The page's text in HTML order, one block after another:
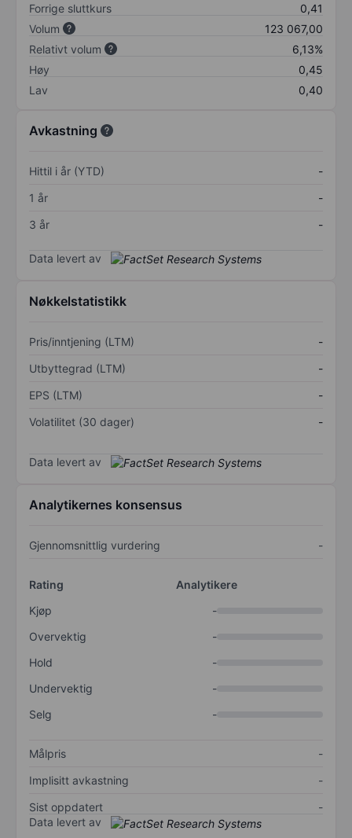
Forrige sluttkurs
0,41
Volum
123 067,00
Relativt volum
6,13%
Høy
0,45
Lav
0,40
Avkastning
Hittil i år (YTD)
-
1 år
-
3 år
-
Data levert av
Nøkkelstatistikk
Pris/inntjening (LTM)
-
Utbyttegrad (LTM)
-
EPS (LTM)
-
Volatilitet (30 dager)
-
Data levert av
Analytikernes konsensus
Gjennomsnittlig vurdering -
Rating
Analytikere
Kjøp
-
Overvektig
-
Hold
-
Undervektig
-
Selg
-
Målpris
-
Implisitt avkastning
-
Sist oppdatert
-
Data levert av